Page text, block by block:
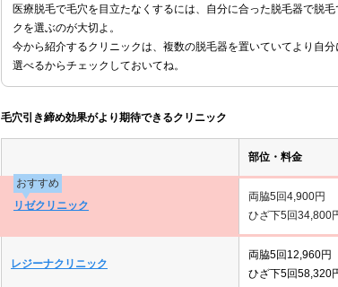
医療脱毛で毛穴を目立たなくするには、自分に合った脱毛器で脱毛
クを選ぶのが大切よ。
今から紹介するクリニックは、複数の脱毛器を置いていてより自
選べるからチェックしておいてね。
毛穴引き締め効果がより期待できるクリニック
部位・料金
おすすめ
リゼクリニック
両脇5回4,900円
ひざ下5回34,800
レジーナクリニック
両脇5回12,960円
ひざ下5回58,320